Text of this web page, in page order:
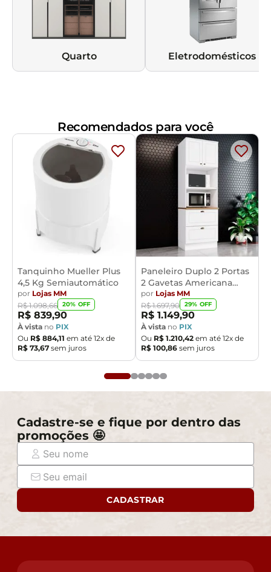
Quarto Eletrodomésticos
Recomendados para você
Tanquinho Mueller Plus
4,5 Kg Semiautomático
por Lojas MM
R$ 1.098,66 20% OFF
R$ 839,90
À vista no PIX
Ou R$ 884,11 em até 12x de
R$ 73,67 sem juros
Paneleiro Duplo 2 Portas
2 Gavetas Americana
Henn
por Lojas MM
R$ 1.697,90 29% OFF
R$ 1.149,90
À vista no PIX
Ou R$ 1.210,42 em até 12x de
R$ 100,86 sem juros
Cadastre-se e fique por dentro das
promoções 🤩
CADASTRAR